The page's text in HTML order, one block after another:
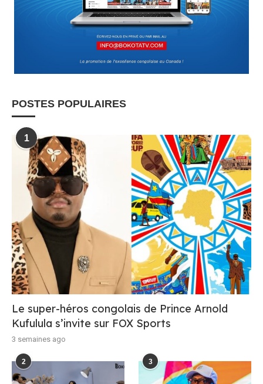
POSTES POPULAIRES
1
Le super-héros congolais de Prince Arnold
Kufulula s’invite sur FOX Sports
3 semaines ago
2 3